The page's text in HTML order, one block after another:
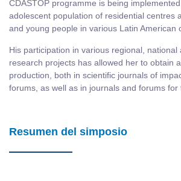
CDASTOP programme is being
adolescent population of residential centres
and young people in various Latin American
His participation in various regional, national
research projects has allowed her to obtain
production, both in scientific journals of
forums, as well as in journals and forums for
Resumen del simposio